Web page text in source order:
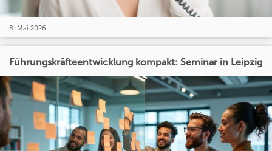
8. Mai 2026
Führungskräfteentwicklung kompakt: Seminar in Leipzig